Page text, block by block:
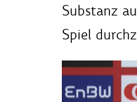
Substanz
Spiel